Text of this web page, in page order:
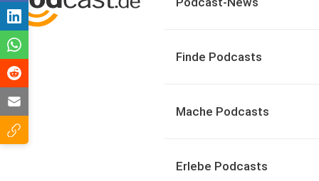
Finde Podcasts
Mache Podcasts
Erlebe Podcasts